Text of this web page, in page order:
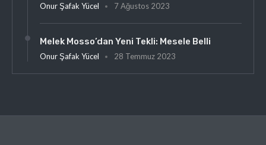
Onur Şafak Yücel 7 Ağustos 2023
Melek Mosso’dan Yeni Tekli: Mesele Belli
Onur Şafak Yücel 28 Temmuz 2023